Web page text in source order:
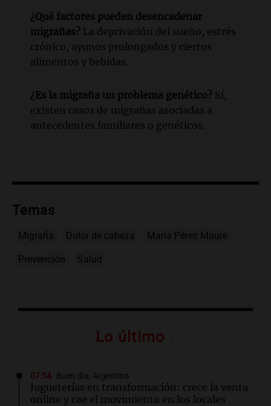
¿Qué factores pueden desencadenar
migrañas? La deprivación del sueño, estrés
crónico, ayunos prolongados y ciertos
alimentos y bebidas.
¿Es la migraña un problema genético? Sí,
existen casos de migrañas asociadas a
antecedentes familiares o genéticos.
Temas
Migraña Dolor de cabeza María Pérez Maure
Prevención Salud
Lo último
07:54 Buen día, Argentina
Jugueterías en transformación: crece la venta
online y cae el movimiento en los locales